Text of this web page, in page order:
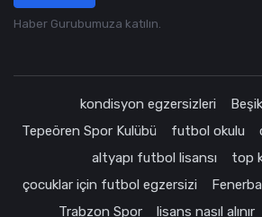
Haber Gurubumuza katılın.
kondisyon egzersizleri
Tepeören Spor Kulübü
futbol okulu
altyapı futbol lisansı
top
çocuklar için futbol egzersizi
Trabzon Spor
lisans nasıl alınır